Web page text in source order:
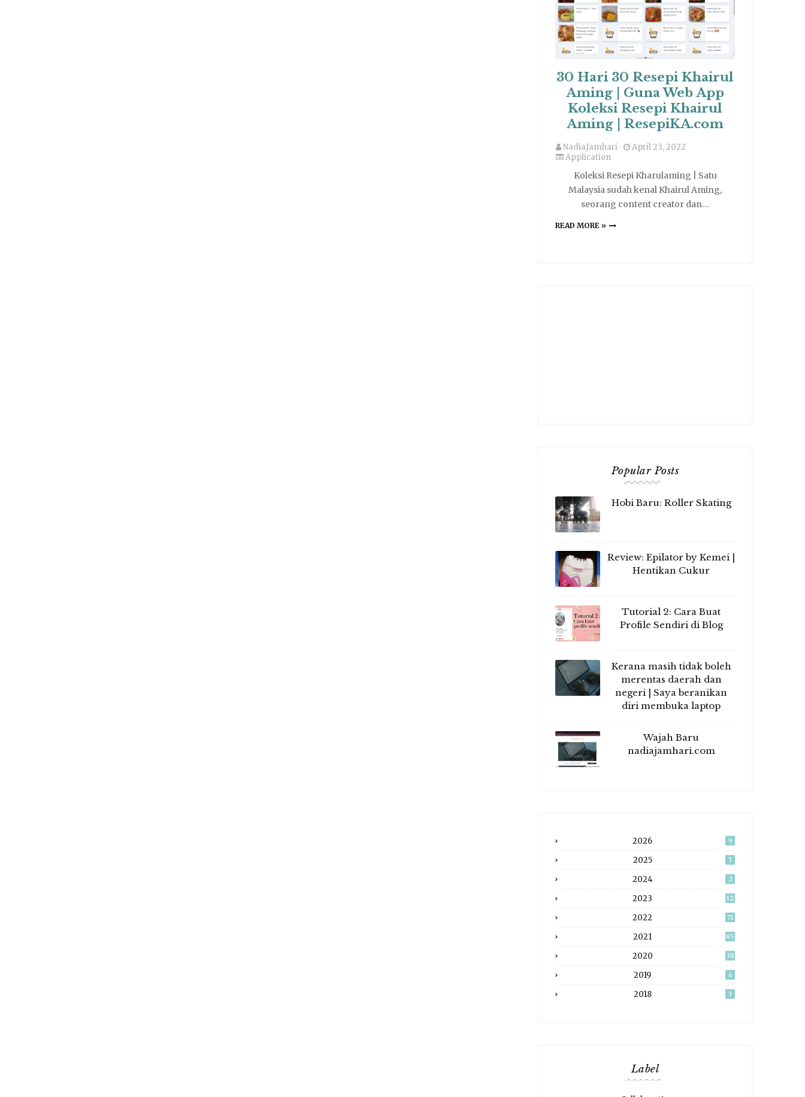
30 Hari 30 Resepi Khairul
Aming | Guna Web App
Koleksi Resepi Khairul
Aming | ResepiKA.com
NadiaJamhari
April 23, 2022
Application
Koleksi Resepi Kharulaming | Satu
Malaysia sudah kenal Khairul Aming,
seorang content creator dan…
READ MORE »
Popular Posts
Hobi Baru: Roller Skating
Review: Epilator by Kemei |
Hentikan Cukur
Tutorial 2: Cara Buat
Profile Sendiri di Blog
Kerana masih tidak boleh
merentas daerah dan
negeri | Saya beranikan
diri membuka laptop
Wajah Baru
nadiajamhari.com
2026 9
2025 7
2024 2
2023 12
2022 71
2021 85
2020 38
2019 6
2018 3
Label